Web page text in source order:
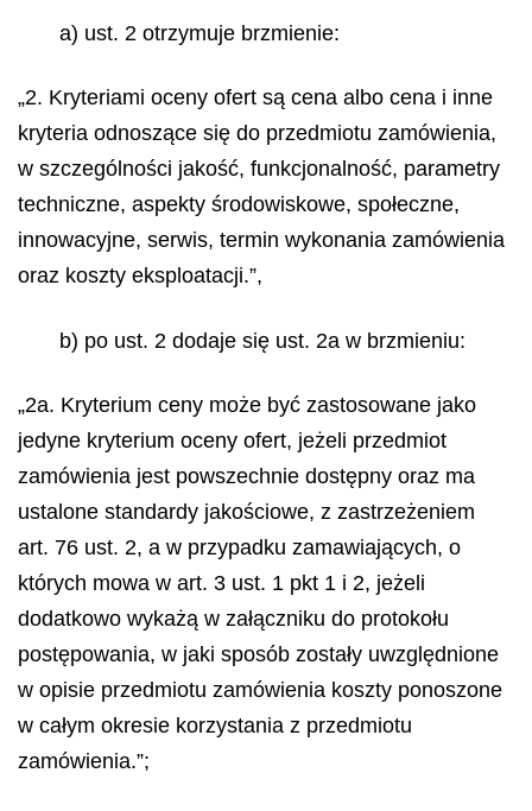
a) ust. 2 otrzymuje brzmienie:
„2. Kryteriami oceny ofert są cena albo cena i inne
kryteria odnoszące się do przedmiotu zamówienia,
w szczególności jakość, funkcjonalność, parametry
techniczne, aspekty środowiskowe, społeczne,
innowacyjne, serwis, termin wykonania zamówienia
oraz koszty eksploatacji.”,
b) po ust. 2 dodaje się ust. 2a w brzmieniu:
„2a. Kryterium ceny może być zastosowane jako
jedyne kryterium oceny ofert, jeżeli przedmiot
zamówienia jest powszechnie dostępny oraz ma
ustalone standardy jakościowe, z zastrzeżeniem
art. 76 ust. 2, a w przypadku zamawiających, o
których mowa w art. 3 ust. 1 pkt 1 i 2, jeżeli
dodatkowo wykażą w załączniku do protokołu
postępowania, w jaki sposób zostały uwzględnione
w opisie przedmiotu zamówienia koszty ponoszone
w całym okresie korzystania z przedmiotu
zamówienia.”;